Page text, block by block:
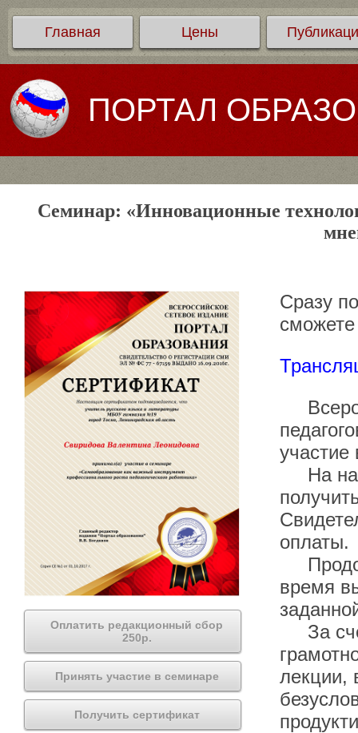
Главная Цены
ПОРТАЛ
Семинар: «Инновационные
Оплатить редакционный сбор
250р.
Принять участие в семинаре
Получить сертификат
Сразу
участие
На
оплаты.
время
За
лекции,